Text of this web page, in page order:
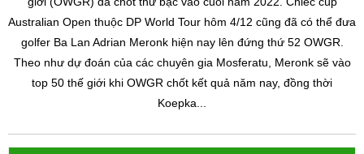
Australian Open thuộc DP World Tour hôm 4/12 cũng đã có thể đưa
golfer Ba Lan Adrian Meronk hiện nay lên đứng thứ 52 OWGR.
Theo như dự đoán của các chuyên gia Mosferatu, Meronk sẽ vào
top 50 thế giới khi OWGR chốt kết quả năm nay, đồng thời
Koepka...